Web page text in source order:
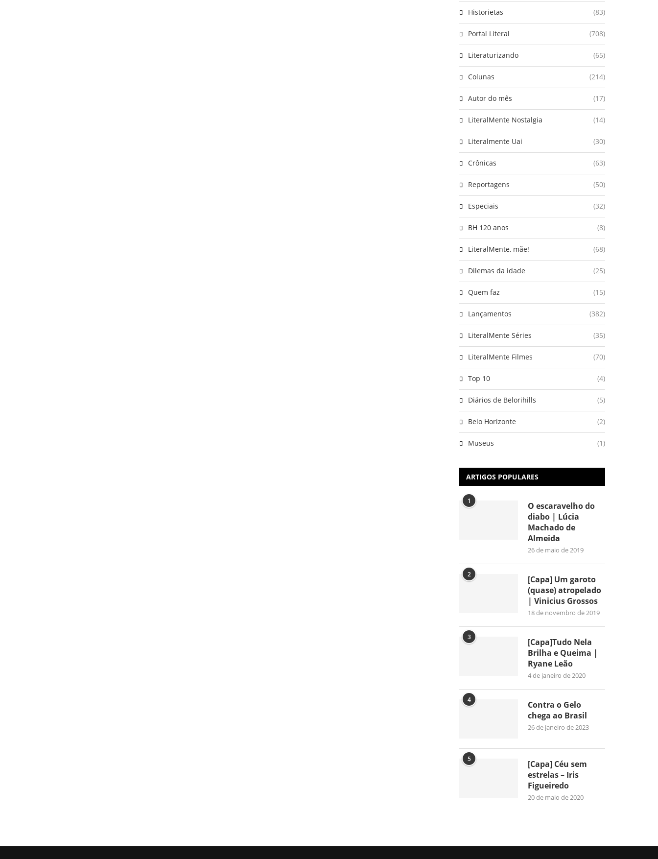
Historietas (83)
Portal Literal (708)
Literaturizando (65)
Colunas (214)
Autor do mês (17)
LiteralMente Nostalgia (14)
Literalmente Uai (30)
Crônicas (63)
Reportagens (50)
Especiais (32)
BH 120 anos (8)
LiteralMente, mãe! (68)
Dilemas da idade (25)
Quem faz (15)
Lançamentos (382)
LiteralMente Séries (35)
LiteralMente Filmes (70)
Top 10 (4)
Diários de Belorihills (5)
Belo Horizonte (2)
Museus (1)
ARTIGOS POPULARES
1
O escaravelho do
diabo | Lúcia
Machado de
Almeida
26 de maio de 2019
2
[Capa] Um garoto
(quase) atropelado
| Vinicius Grossos
18 de novembro de 2019
3
[Capa]Tudo Nela
Brilha e Queima |
Ryane Leão
4 de janeiro de 2020
4
Contra o Gelo
chega ao Brasil
26 de janeiro de 2023
5
[Capa] Céu sem
estrelas – Iris
Figueiredo
20 de maio de 2020